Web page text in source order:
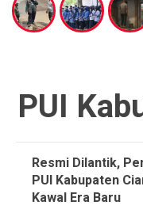
PUI
Resmi Dilantik,
PUI Kabupaten
Kawal Era Baru